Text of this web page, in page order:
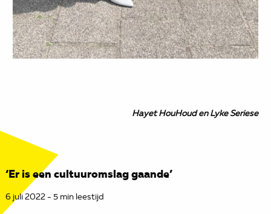
Hayet HouHoud en Lyke Seriese
‘Er is een cultuuromslag gaande’
6 juli 2022 - 5 min leestijd